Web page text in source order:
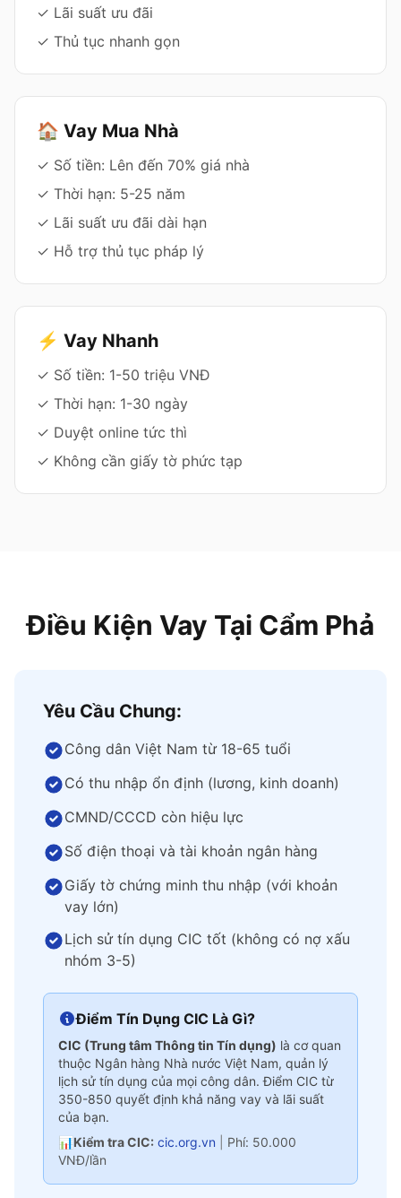
✓ Lãi suất ưu đãi
✓ Thủ tục nhanh gọn
🏠 Vay Mua Nhà
✓ Số tiền: Lên đến 70% giá nhà
✓ Thời hạn: 5-25 năm
✓ Lãi suất ưu đãi dài hạn
✓ Hỗ trợ thủ tục pháp lý
⚡ Vay Nhanh
✓ Số tiền: 1-50 triệu VNĐ
✓ Thời hạn: 1-30 ngày
✓ Duyệt online tức thì
✓ Không cần giấy tờ phức tạp
Điều Kiện Vay Tại Cẩm Phả
Yêu Cầu Chung:
Công dân Việt Nam từ 18-65 tuổi
Có thu nhập ổn định (lương, kinh doanh)
CMND/CCCD còn hiệu lực
Số điện thoại và tài khoản ngân hàng
Giấy tờ chứng minh thu nhập (với khoản
vay lớn)
Lịch sử tín dụng CIC tốt (không có nợ xấu
nhóm 3-5)
Điểm Tín Dụng CIC Là Gì?
CIC (Trung tâm Thông tin Tín dụng) là cơ quan
thuộc Ngân hàng Nhà nước Việt Nam, quản lý
lịch sử tín dụng của mọi công dân. Điểm CIC từ
350-850 quyết định khả năng vay và lãi suất
của bạn.
📊Kiểm tra CIC: cic.org.vn
Phí: 50.000
VNĐ/lần